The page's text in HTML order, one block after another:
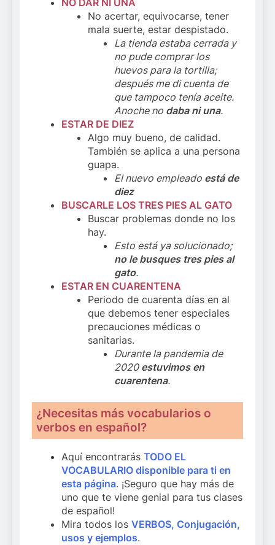
No acertar, equivocarse, tener
mala suerte, estar despistado.
La tienda estaba cerrada y
no pude comprar los
huevos para la tortilla;
después me di cuenta de
que tampoco tenía aceite.
Anoche no daba ni una.
ESTAR DE DIEZ
Algo muy bueno, de calidad.
También se aplica a una persona
guapa.
El nuevo empleado está de
diez
BUSCARLE LOS TRES PIES AL GATO
Buscar problemas donde no los
hay.
Esto está ya solucionado;
no le busques tres pies al
gato.
ESTAR EN CUARENTENA
Periodo de cuarenta días en al
que debemos tener especiales
precauciones médicas o
sanitarias.
Durante la pandemia de
2020 estuvimos en
cuarentena.
¿Necesitas más vocabularios o
verbos en español?
Aquí encontrarás TODO EL
VOCABULARIO disponible para ti en
esta página. ¡Seguro que hay más de
uno que te viene genial para tus clases
de español!
Mira todos los VERBOS, Conjugación,
usos y ejemplos.